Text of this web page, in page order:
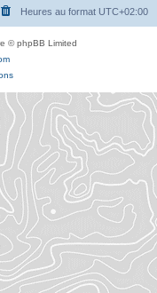
Heures au format UTC+02:00
© phpBB Limited